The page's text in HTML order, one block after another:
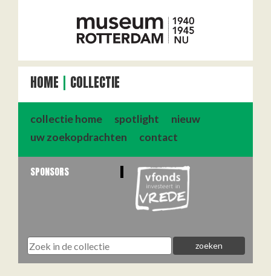
HOME COLLECTIE
collectie home spotlight
nieuw
uw zoekopdrachten
contact
SPONSORS